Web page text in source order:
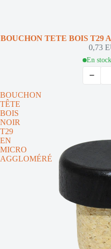
BOUCHON TETE BOIS T29
0,73
En stock
−
BOUCHON
TÊTE
BOIS
NOIR
T29
EN
MICRO
AGGLOMÉRÉ